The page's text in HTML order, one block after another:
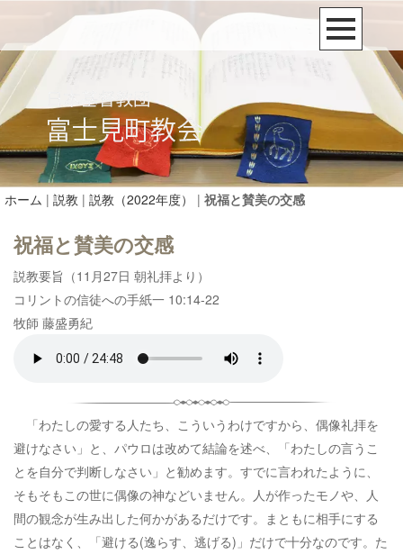
ホーム | 説教 | 説教（2022年度） | 祝福と賛美の交感
祝福と賛美の交感
説教要旨（11月27日 朝礼拝より）
コリントの信徒への手紙一 10:14-22
牧師 藤盛勇紀
「わたしの愛する人たち、こういうわけですから、偶像礼拝を
避けなさい」と、パウロは改めて結論を述べ、「わたしの言うこ
とを自分で判断しなさい」と勧めます。すでに言われたように、
そもそもこの世に偶像の神などいません。人が作ったモノや、人
間の観念が生み出した何かがあるだけです。まともに相手にする
ことはなく、「避ける(逸らす、逃げる)」だけで十分なのです。た